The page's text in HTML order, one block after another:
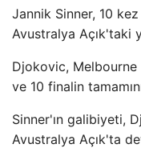
Jannik Sinner, 10
Avustralya Açık'taki
Djokovic, Melbourne
ve 10 finalin
Sinner'ın galibiyeti,
Avustralya Açık'ta